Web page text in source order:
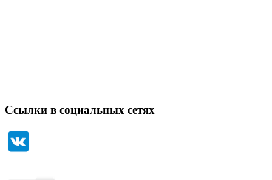
Ссылки в социальных сетях